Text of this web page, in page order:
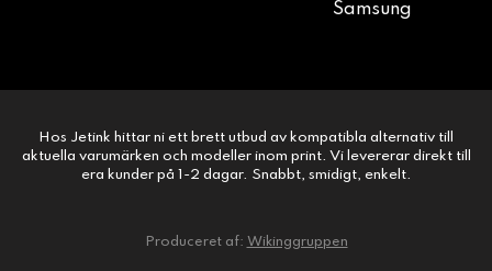
Samsung
Hos Jetink hittar ni ett brett utbud av kompatibla alternativ till
aktuella varumärken och modeller inom print. Vi levererar direkt till
era kunder på 1-2 dagar. Snabbt, smidigt, enkelt.
Produceret af: Wikinggruppen